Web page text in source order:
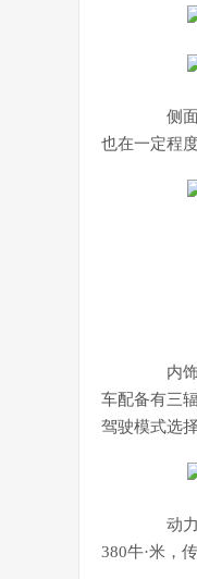
侧面及
也在一定程
内饰方
车配备有三
驾驶模式选
动力方
380牛·米，